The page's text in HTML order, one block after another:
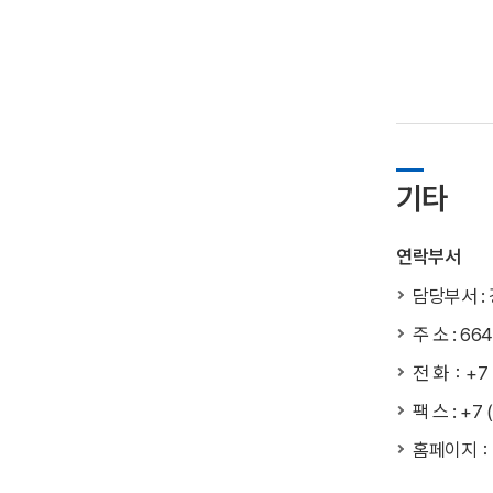
기타
연락부서
담당부서 :
주 소 :
전 화：
팩 스 : +7
홈페이지：